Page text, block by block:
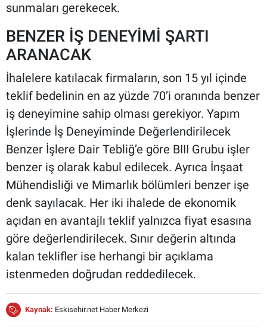
sunmaları gerekecek.
BENZER İŞ DENEYİMİ ŞARTI
ARANACAK
İhalelere katılacak firmaların, son 15 yıl içinde
teklif bedelinin en az yüzde 70’i oranında benzer
iş deneyimine sahip olması gerekiyor. Yapım
İşlerinde İş Deneyiminde Değerlendirilecek
Benzer İşlere Dair Tebliğ’e göre BIII Grubu işler
benzer iş olarak kabul edilecek. Ayrıca İnşaat
Mühendisliği ve Mimarlık bölümleri benzer işe
denk sayılacak. Her iki ihalede de ekonomik
açıdan en avantajlı teklif yalnızca fiyat esasına
göre değerlendirilecek. Sınır değerin altında
kalan teklifler ise herhangi bir açıklama
istenmeden doğrudan reddedilecek.
Kaynak: Eskisehir.net Haber Merkezi